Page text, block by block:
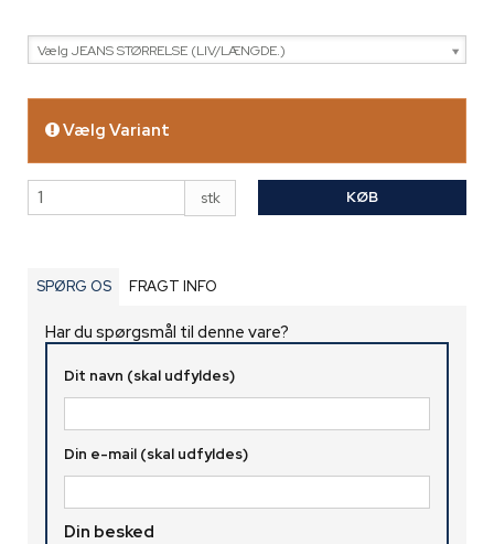
Vælg JEANS STØRRELSE (LIV/LÆNGDE.)
Vælg Variant
stk KØB
SPØRG OS FRAGT INFO
Har du spørgsmål til denne vare?
Dit navn (skal udfyldes)
Din e-mail (skal udfyldes)
Din besked